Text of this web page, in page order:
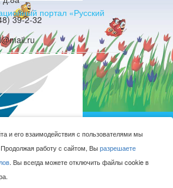
портал «Русский
«Российское образование»
39-2-32
средняя общеобразовательная
Союза М.Н. Алексеева © 2016-
2026
с ❤ в
и его взаимодействия с пользователями мы
работу с сайтом, Выразрешаете
. Вы всегда можете отключить файлы cookie в